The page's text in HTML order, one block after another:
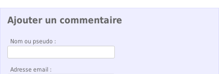
Ajouter un commentaire
Nom ou pseudo :
Adresse email :